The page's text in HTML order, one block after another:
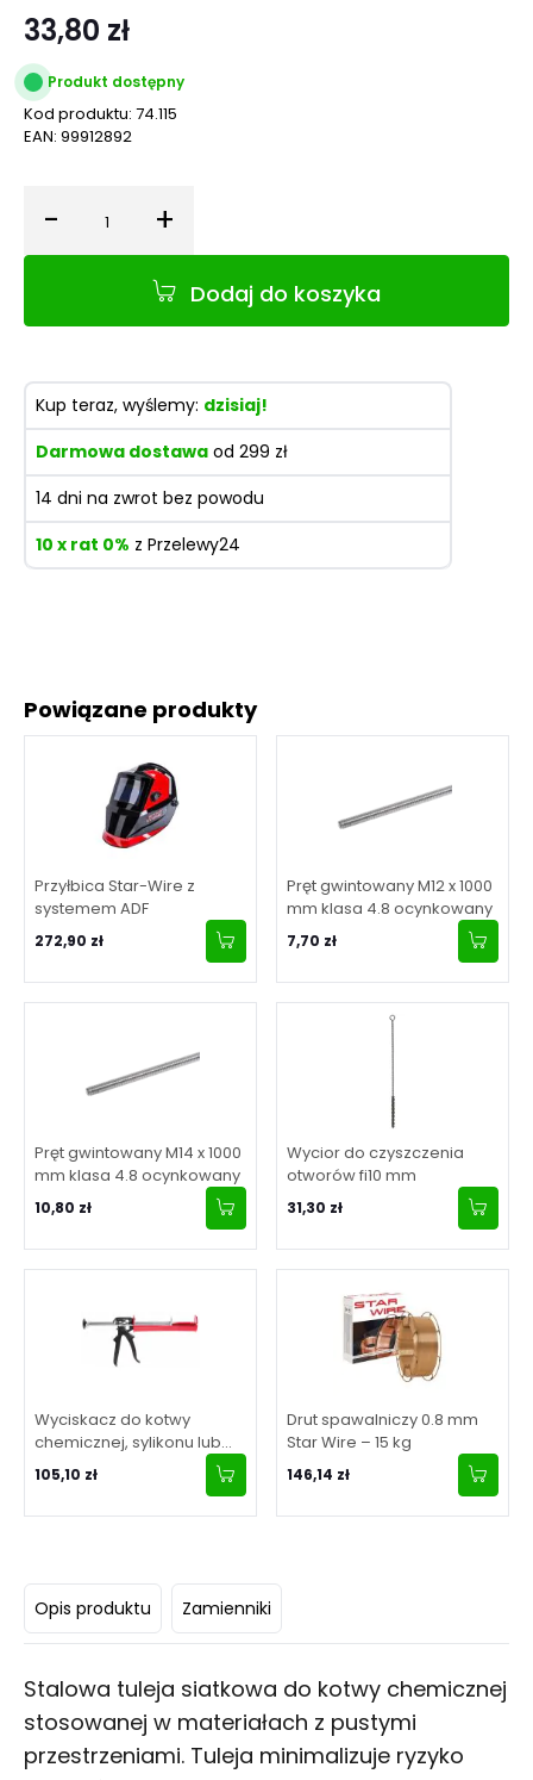
Powiązane produkty
Przyłbica Star-Wire z
systemem ADF
272,90 zł
Pręt gwintowany M12 x 1000
mm klasa 4.8 ocynkowany
7,70 zł
Pręt gwintowany M14 x 1000
mm klasa 4.8 ocynkowany
10,80 zł
Wycior do czyszczenia
otworów fi10 mm
31,30 zł
Wyciskacz do kotwy
chemicznej, sylikonu lub
kleju 380/410 ml standard
105,10 zł
Drut spawalniczy 0.8 mm
Star Wire – 15 kg
146,14 zł
Opis produktu Zamienniki
Stalowa tuleja siatkowa do kotwy chemicznej
stosowanej w materiałach z pustymi
przestrzeniami. Tuleja minimalizuje ryzyko
33,80 zł
Produkt dostępny
Kod produktu: 74.115
EAN: 99912892
- Ilość +
Dodaj do koszyka
Kup teraz, wyślemy: dzisiaj!
Darmowa dostawa od 299 zł
14 dni na zwrot bez powodu
10 x rat 0% z Przelewy24